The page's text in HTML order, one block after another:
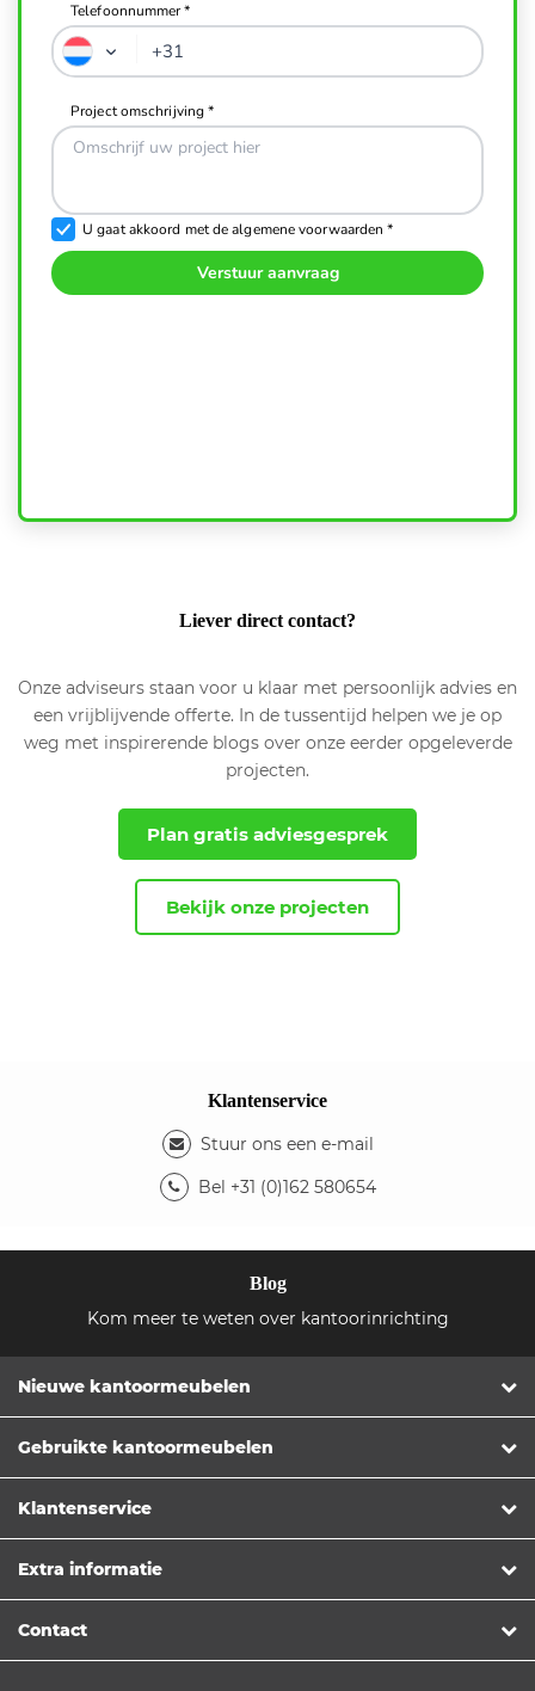
Liever direct contact?
Onze adviseurs staan voor u klaar met persoonlijk advies en
een vrijblijvende offerte. In de tussentijd helpen we je op
weg met inspirerende blogs over onze eerder opgeleverde
projecten.
Plan gratis adviesgesprek
Bekijk onze projecten
Klantenservice
Stuur ons een e-mail
Bel +31 (0)162 580654
Blog
Kom meer te weten over kantoorinrichting
Nieuwe kantoormeubelen
Gebruikte kantoormeubelen
Klantenservice
Extra informatie
Contact